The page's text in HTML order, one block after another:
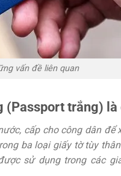
vấn đề liên quan
(Passport trắng) là
cấp cho công dân để
ba loại giấy tờ tùy
sử dụng trong các